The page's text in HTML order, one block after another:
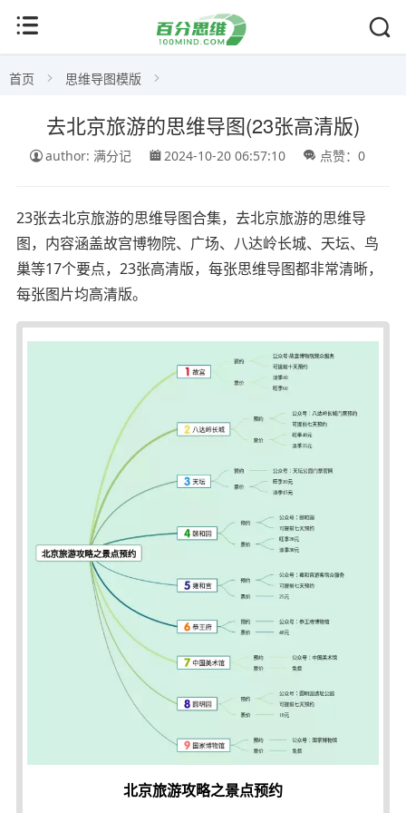
首页 思维导图模版
去北京旅游的思维导图(23张高清版)
author: 满分记 2024-10-20 06:57:10 点赞：0
23张去北京旅游的思维导图合集，去北京旅游的思维导
图，内容涵盖故宫博物院、广场、八达岭长城、天坛、鸟
巢等17个要点，23张高清版，每张思维导图都非常清晰，
每张图片均高清版。
北京旅游攻略之景点预约